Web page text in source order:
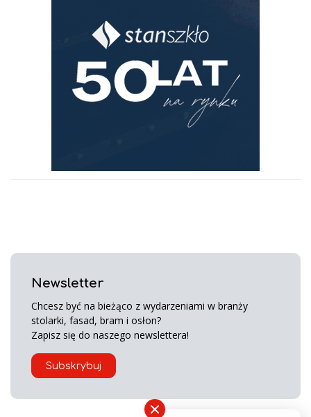
Newsletter
Chcesz być na bieżąco z wydarzeniami w branży
stolarki, fasad, bram i osłon?
Zapisz się do naszego newslettera!
Subskrybuj
×